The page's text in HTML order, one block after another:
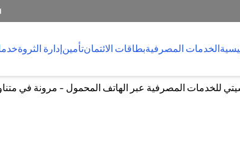
الخدمات المصرفيةبطاقات الائتمانتأمينإدارة الثروة
للخدمات المصرفية عبر الهاتف المحمول - مرونة في